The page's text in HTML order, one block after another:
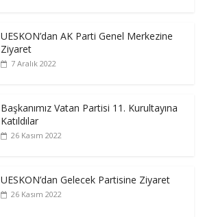
UESKON’dan AK Parti Genel Merkezine
Ziyaret
7 Aralık 2022
Başkanımız Vatan Partisi 11. Kurultayına
Katıldılar
26 Kasım 2022
UESKON’dan Gelecek Partisine Ziyaret
26 Kasım 2022